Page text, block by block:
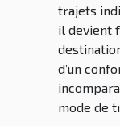
trajets
il devient
d’un
mode de